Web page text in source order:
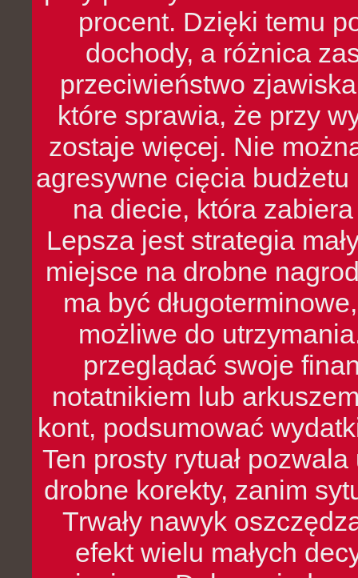
procent. Dzięki temu
dochody, a różnica
przeciwieństwo
które sprawia, że przy
zostaje więcej. Nie
agresywne cięcia
na diecie, która
Lepsza jest strategia
miejsce na drobne
ma być
możliwe do
przeglądać swoje
notatnikiem lub
kont, podsumować
Ten prosty rytuał
drobne korekty, zanim
Trwały nawyk
efekt wielu małych